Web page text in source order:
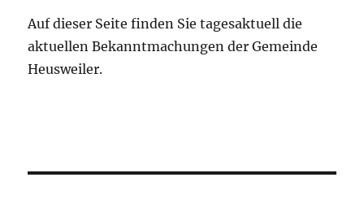
Auf dieser Seite finden Sie tagesaktuell die
aktuellen Bekanntmachungen der Gemeinde
Heusweiler.